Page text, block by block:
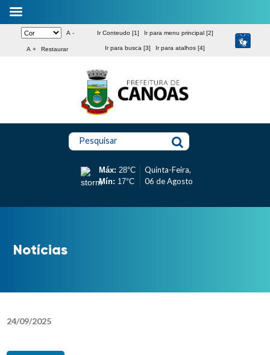
A -
A + Restaurar
Ir Conteudo [1] Ir para menu principal [2]
Ir para busca [3] Ir para atalhos [4]
Pesquisar
Máx: 28°C
Mín: 17°C
Quinta-Feira,
06 de Agosto
Notícias
24/09/2025